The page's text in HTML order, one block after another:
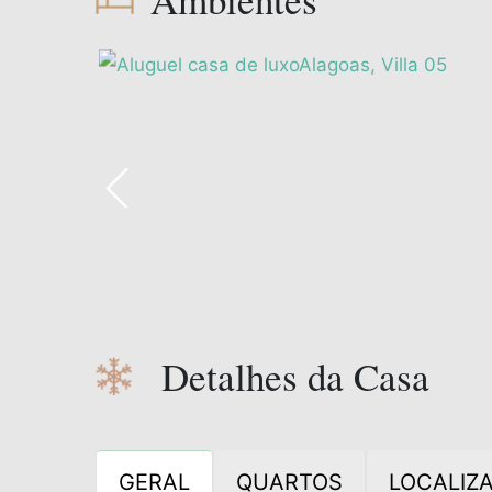
Detalhes da Casa
GERAL QUARTOS